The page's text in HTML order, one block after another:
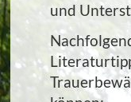
und